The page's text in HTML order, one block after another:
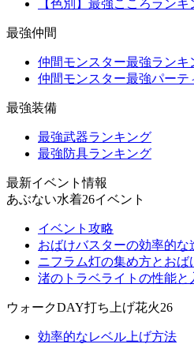
【色別】最強こころランキ
最強仲間
仲間モンスター最強ランキ
仲間モンスター最強パーテ
最強装備
最強武器ランキング
最強防具ランキング
最新イベント情報
あぶない水着26イベント
イベント攻略
おばけバスターの効率的な
ニフラム灯の集め方とおば
渚のトラベライトの性能と
ウォークDAY打ち上げ花火26
効率的なレベル上げ方法